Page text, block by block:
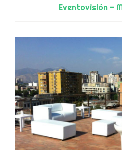
Eventovisión -